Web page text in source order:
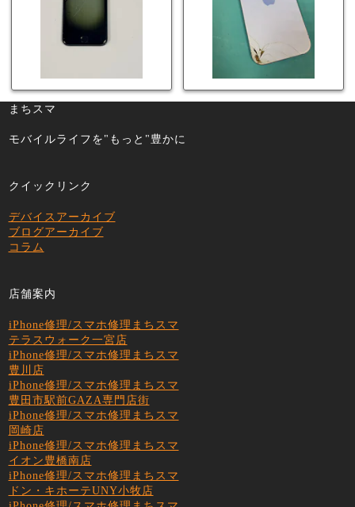
まちスマ
モバイルライフを"もっと"豊かに
クイックリンク
デバイスアーカイブ
ブログアーカイブ
コラム
店舗案内
iPhone修理/スマホ修理まちスマ
テラスウォーク一宮店
iPhone修理/スマホ修理まちスマ
豊川店
iPhone修理/スマホ修理まちスマ
豊田市駅前GAZA専門店街
iPhone修理/スマホ修理まちスマ
岡崎店
iPhone修理/スマホ修理まちスマ
イオン豊橋南店
iPhone修理/スマホ修理まちスマ
ドン・キホーテUNY小牧店